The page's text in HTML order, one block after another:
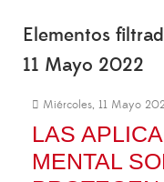
Elementos
11 Mayo 2022
Miércoles, 11 Mayo
LAS
MENTAL